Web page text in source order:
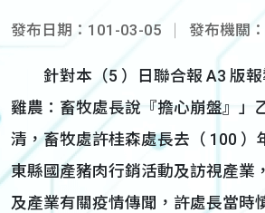
發布日期：101-03-05 發布機關
針對本（5 ）日聯合報 A3 版報
雞農：畜牧處長說『擔心崩盤』」
清，畜牧處許桂森處長去（ 100 ）
東縣國產豬肉行銷活動及訪視產業
及產業有關疫情傳聞，許處長當時